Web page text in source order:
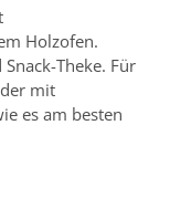
Holzofen.
Theke. Für
mit
es am besten